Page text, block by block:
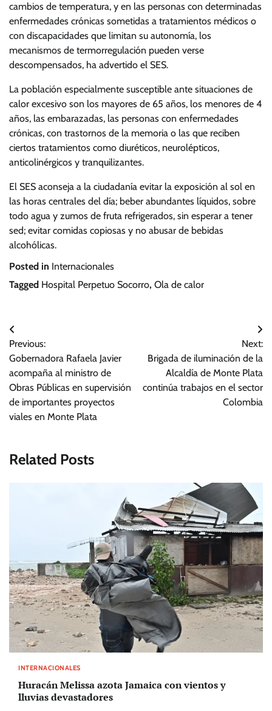
cambios de temperatura, y en las personas con determinadas
enfermedades crónicas sometidas a tratamientos médicos o
con discapacidades que limitan su autonomía, los
mecanismos de termorregulación pueden verse
descompensados, ha advertido el SES.
La población especialmente susceptible ante situaciones de
calor excesivo son los mayores de 65 años, los menores de 4
años, las embarazadas, las personas con enfermedades
crónicas, con trastornos de la memoria o las que reciben
ciertos tratamientos como diuréticos, neurolépticos,
anticolinérgicos y tranquilizantes.
El SES aconseja a la ciudadanía evitar la exposición al sol en
las horas centrales del día; beber abundantes líquidos, sobre
todo agua y zumos de fruta refrigerados, sin esperar a tener
sed; evitar comidas copiosas y no abusar de bebidas
alcohólicas.
Posted in Internacionales
Tagged Hospital Perpetuo Socorro, Ola de calor
Navegación
de
entradas
Previous:
Gobernadora Rafaela Javier
acompaña al ministro de
Obras Públicas en supervisión
de importantes proyectos
viales en Monte Plata
Next:
Brigada de iluminación de la
Alcaldía de Monte Plata
continúa trabajos en el sector
Colombia
Related Posts
INTERNACIONALES
Huracán Melissa azota Jamaica con vientos y
lluvias devastadores